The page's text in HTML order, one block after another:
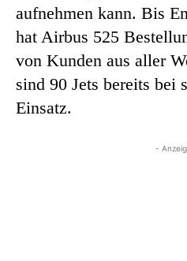
aufnehmen kann. Bis
hat Airbus 525
von Kunden aus aller
sind 90 Jets bereits bei
Einsatz.
-